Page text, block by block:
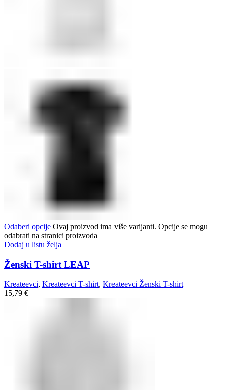
Odaberi opcije Ovaj proizvod ima više varijanti. Opcije se mogu
odabrati na stranici proizvoda
Dodaj u listu želja
Ženski T-shirt LEAP
Kreateevci, Kreateevci T-shirt, Kreateevci Ženski T-shirt
15,79 €